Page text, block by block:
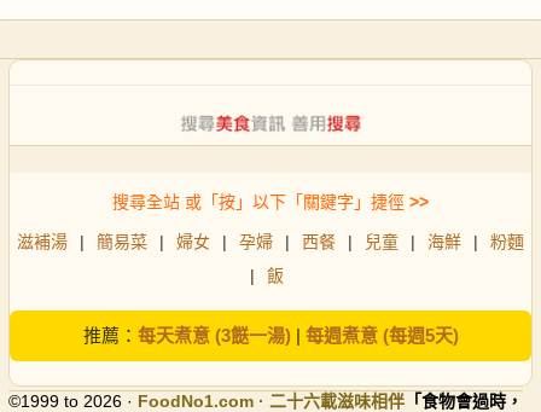
搜尋全站 或「按」以下「關鍵字」捷徑 >>
滋補湯 | 簡易菜 | 婦女 | 孕婦 | 西餐 | 兒童 | 海鮮 |
粉麵
|
飯
推薦： 每天煮意 (3餸一湯)| 每週煮意 (每週5天)
©1999 to 2026 · FoodNo1.com · 二十六載滋味相伴 「食物會過時，